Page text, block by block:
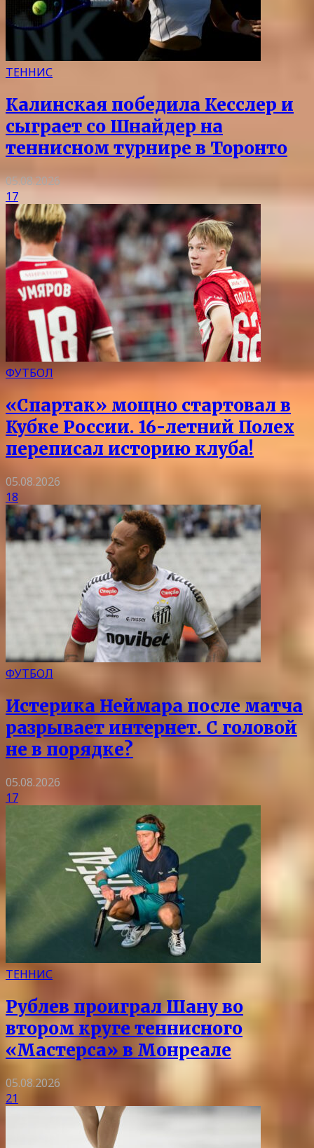
ТЕННИС
Калинская победила Кесслер и
сыграет со Шнайдер на
теннисном турнире в Торонто
05.08.2026
17
ФУТБОЛ
«Спартак» мощно стартовал в
Кубке России. 16-летний Полех
переписал историю клуба!
05.08.2026
18
ФУТБОЛ
Истерика Неймара после матча
разрывает интернет. С головой
не в порядке?
05.08.2026
17
ТЕННИС
Рублев проиграл Шану во
втором круге теннисного
«Мастерса» в Монреале
05.08.2026
21